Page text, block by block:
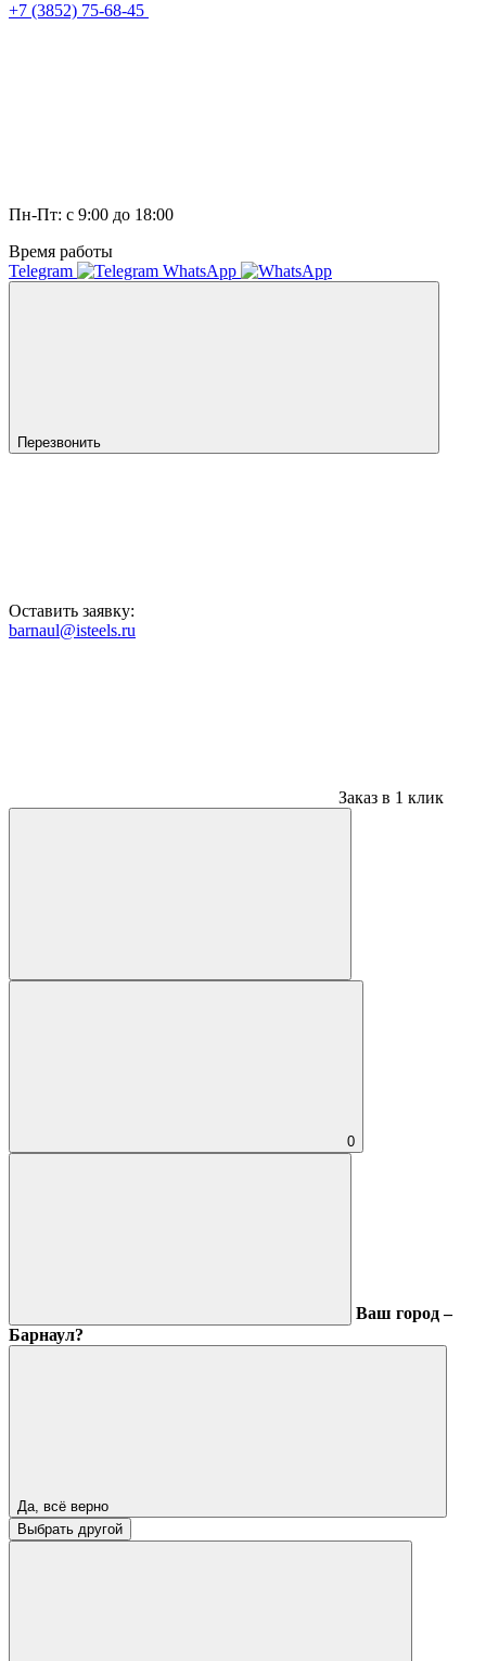
+7 (3852) 75-68-45
Пн-Пт: с 9:00 до 18:00
Время работы
Telegram
WhatsApp
Перезвонить
Оставить заявку:
barnaul@isteels.ru
Заказ в 1 клик
0
Ваш город –
Барнаул?
Да, всё верно
Выбрать другой